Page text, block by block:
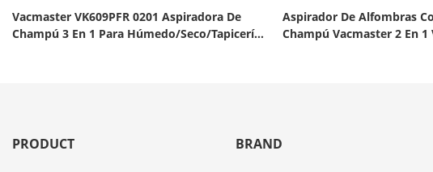
Vacmaster VK609PFR 0201 Aspiradora De
Champú 3 En 1 Para Húmedo/seco/tapicería,
Aspirador De Alfombras
Champú Vacmaster 2 En 1
PRODUCT BRAND